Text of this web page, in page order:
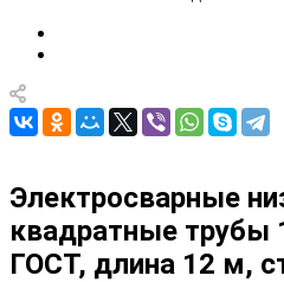
Электросварные
квадратные трубы
ГОСТ, длина 12 м,